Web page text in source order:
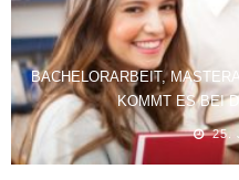
BACHELORARBEIT,
KOMMT ES BEI
25.